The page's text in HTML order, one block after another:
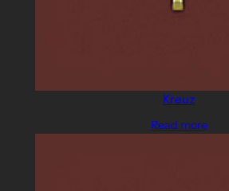
Kreuz
Read more